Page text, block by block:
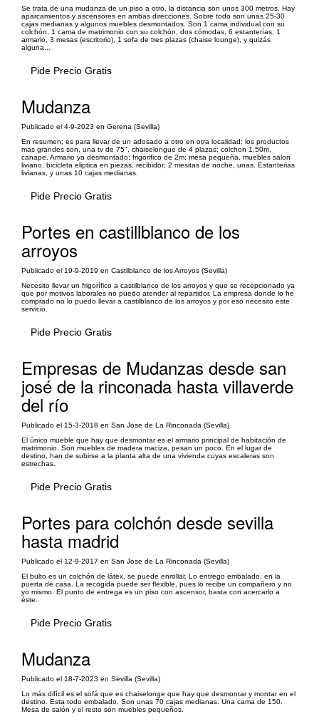
Se trata de una mudanza de un piso a otro, la distancia son unos 300 metros. Hay
aparcamientos y ascensores en ambas direcciones. Sobre todo son unas 25-30
cajas medianas y algunos muebles desmontados. Son 1 cama individual con su
colchón, 1 cama de matrimonio con su colchón, dos cómodas, 6 estanterías, 1
armario, 3 mesas (escritorio), 1 sofa de tres plazas (chaise lounge), y quizás
alguna...
Pide Precio Gratis
Mudanza
Publicado el 4-9-2023 en Gerena (Sevilla)
En resumen; es para llevar de un adosado a otro en otra localidad; los productos
mas grandes son, una tv de 75", chaiselongue de 4 plazas; colchon 1,50m,
canape. Armario ya desmontado; frigorifico de 2m; mesa pequeña, muebles salon
liviano, bicicleta eliptica en piezas, recibidor; 2 mesitas de noche, unas. Estanterias
livianas, y unas 10 cajas medianas.
Pide Precio Gratis
Portes en castillblanco de los
arroyos
Publicado el 19-9-2019 en Castilblanco de los Arroyos (Sevilla)
Necesito llevar un frigorífico a castilblanco de los arroyos y que se recepcionado ya
que por motivos laborales no puedo atender al repartidor. La empresa donde lo he
comprado no lo puedo llevar a castilblanco de los arroyos y por eso necesito este
servicio.
Pide Precio Gratis
Empresas de Mudanzas desde san
josé de la rinconada hasta villaverde
del río
Publicado el 15-3-2018 en San Jose de La Rinconada (Sevilla)
El único mueble que hay que desmontar es el armario principal de habitación de
matrimonio. Son muebles de madera maciza, pesan un poco. En el lugar de
destino, han de subirse a la planta alta de una vivienda cuyas escaleras son
estrechas.
Pide Precio Gratis
Portes para colchón desde sevilla
hasta madrid
Publicado el 12-9-2017 en San Jose de La Rinconada (Sevilla)
El bulto es un colchón de látex, se puede enrollar. Lo entrego embalado, en la
puerta de casa. La recogida puede ser flexible, pues lo recibe un compañero y no
yo mismo. El punto de entrega es un piso con ascensor, basta con acercarlo a
éste.
Pide Precio Gratis
Mudanza
Publicado el 18-7-2023 en Sevilla (Sevilla)
Lo más difícil es el sofá que es chaiselonge que hay que desmontar y montar en el
destino. Esta todo embalado. Son unas 70 cajas medianas. Una cama de 150.
Mesa de salón y el resto son muebles pequeños.